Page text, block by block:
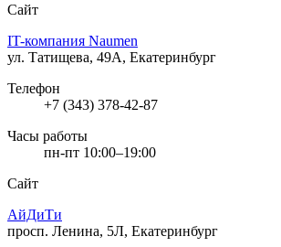
Сайт
IT-компания Naumen
ул. Татищева, 49А, Екатеринбург
Телефон
+7 (343) 378-42-87
Часы работы
пн-пт 10:00–19:00
Сайт
АйДиТи
просп. Ленина, 5Л, Екатеринбург